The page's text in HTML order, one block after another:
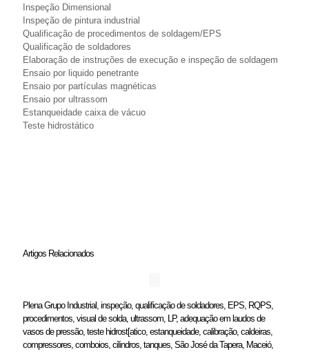
Inspeção Dimensional
Inspeção de pintura industrial
Qualificação de procedimentos de soldagem/EPS
Qualificação de soldadores
Elaboração de instruções de execução e inspeção de soldagem
Ensaio por liquido penetrante
Ensaio por partículas magnéticas
Ensaio por ultrassom
Estanqueidade caixa de vácuo
Teste hidrostático
Artigos Relacionados
Plena Grupo Industrial, inspeção, qualificação de soldadores, EPS, RQPS,
procedimentos, visual de solda, ultrassom, LP, adequação em laudos de
vasos de pressão, teste hidrost[atico, estanqueidade, calibração, caldeiras,
compressores, comboios, cilindros, tanques, São José da Tapera, Maceió,